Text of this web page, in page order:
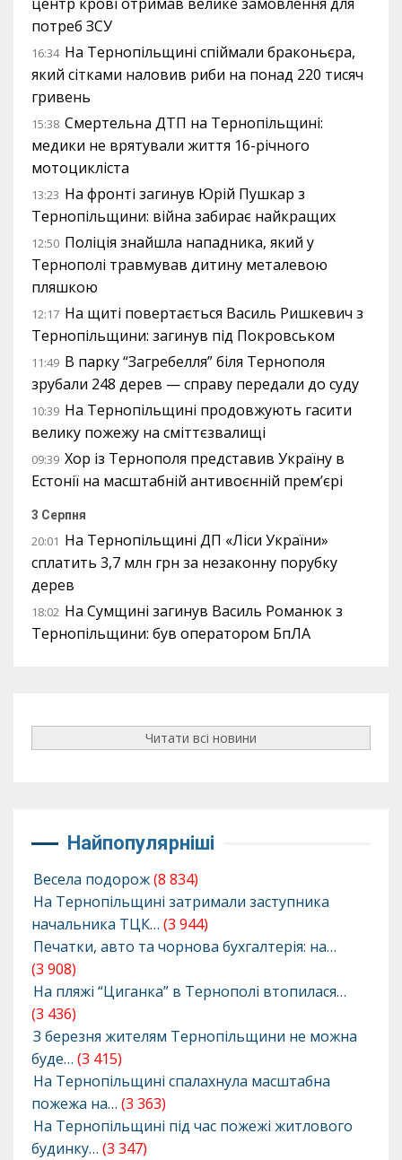
центр крові отримав велике замовлення для
потреб ЗСУ
16:34 На Тернопільщині спіймали браконьєра,
який сітками наловив риби на понад 220 тисяч
гривень
15:38 Смертельна ДТП на Тернопільщині:
медики не врятували життя 16-річного
мотоцикліста
13:23 На фронті загинув Юрій Пушкар з
Тернопільщини: війна забирає найкращих
12:50 Поліція знайшла нападника, який у
Тернополі травмував дитину металевою
пляшкою
12:17 На щиті повертається Василь Ришкевич з
Тернопільщини: загинув під Покровськом
11:49 В парку “Загребелля” біля Тернополя
зрубали 248 дерев — справу передали до суду
10:39 На Тернопільщині продовжують гасити
велику пожежу на сміттєзвалищі
09:39 Хор із Тернополя представив Україну в
Естонії на масштабній антивоєнній прем’єрі
3 Серпня
20:01 На Тернопільщині ДП «Ліси України»
сплатить 3,7 млн грн за незаконну порубку
дерев
18:02 На Сумщині загинув Василь Романюк з
Тернопільщини: був оператором БпЛА
Читати всі новини
Найпопулярніші
Весела подорож(8 834)
На Тернопільщині затримали заступника
начальника ТЦК… (3 944)
Печатки, авто та чорнова бухгалтерія: на…
(3 908)
На пляжі “Циганка” в Тернополі втопилася…
(3 436)
З березня жителям Тернопільщини не можна
буде… (3 415)
На Тернопільщині спалахнула масштабна
пожежа на… (3 363)
На Тернопільщині під час пожежі житлового
будинку… (3 347)